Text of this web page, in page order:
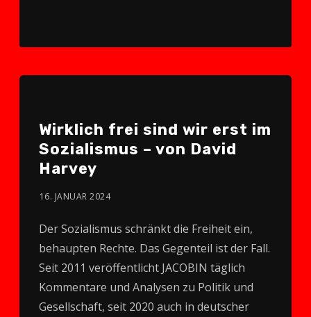
Wirklich frei sind wir erst im
Sozialismus – von David
Harvey
16. JANUAR 2024
Der Sozialismus schränkt die Freiheit ein,
behaupten Rechte. Das Gegenteil ist der Fall.
Seit 2011 veröffentlicht JACOBIN täglich
Kommentare und Analysen zu Politik und
Gesellschaft, seit 2020 auch in deutscher